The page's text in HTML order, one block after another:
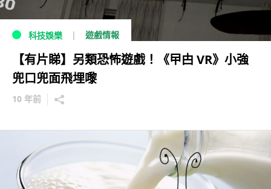
科技娛樂 遊戲情報
【有片睇】另類恐怖遊戲！《曱甴 VR》小強
兜口兜面飛埋嚟
10 年前